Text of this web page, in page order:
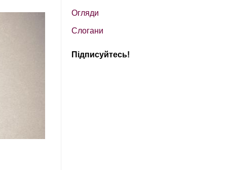
Огляди
Слогани
Підписуйтесь!